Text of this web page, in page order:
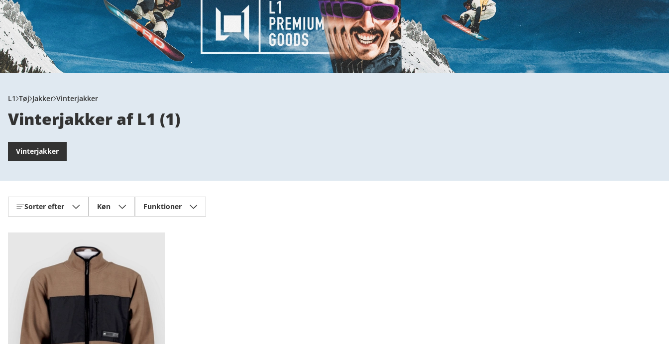
France
United Kingdom
Norge
L1 Tøj Jakker Vinterjakker
Vinterjakker af L1 (1)
Vinterjakker
Sorter efter Køn Funktioner